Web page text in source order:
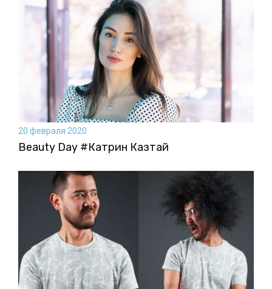
20 февраля 2020
Beauty Day #Катрин Казтай